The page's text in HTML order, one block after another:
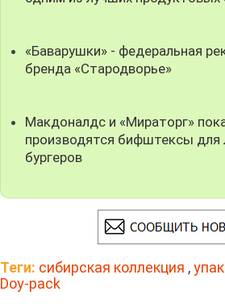
«Баварушки» - федеральная
бренда «Стародворье»
Макдоналдс и «Мираторг»
производятся бифштексы для
бургеров
Теги: сибирская коллекция ,
Doy-pack